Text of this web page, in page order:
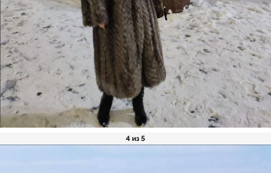
4 из 5